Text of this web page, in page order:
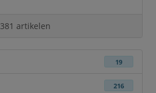
381 artikelen
19
216